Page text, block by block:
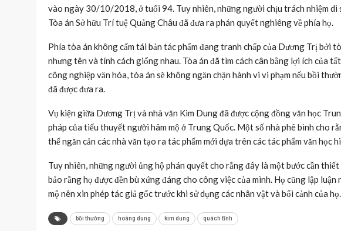
vào ngày 30/10/2018, ở tuổi 94. Tuy nhiên, những người chịu trách nhiệm di
Tòa án Sở hữu Trí tuệ Quảng Châu đã đưa ra phán quyết nghiêng về phía họ.
Phía tòa án không cấm tái bản tác phẩm đang tranh chấp của Dương Trị bởi
nhưng tên và tính cách giống nhau. Tòa án đã tìm cách cân bằng lợi ích của
công nghiệp văn hóa, tòa án sẽ không ngăn chặn hành vi vi phạm nếu bồi
đã được đưa ra.
Vụ kiện giữa Dương Trị và nhà văn Kim Dung đã được cộng đồng văn học
pháp của tiểu thuyết người hâm mộ ở Trung Quốc. Một số nhà phê bình cho
thể ngăn cản các nhà văn tạo ra tác phẩm mới dựa trên các tác phẩm văn học
Tuy nhiên, những người ủng hộ phán quyết cho rằng đây là một bước cần
bảo rằng họ được đền bù xứng đáng cho công việc của mình. Họ cũng lập
mộ nên xin phép tác giả gốc trước khi sử dụng các nhân vật và bối cảnh của họ.
bồi thường hoàng dung kim dung quách tĩnh